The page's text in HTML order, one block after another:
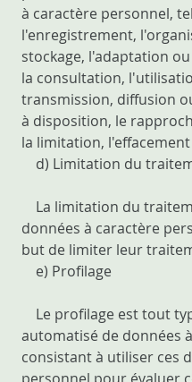
à caractère personnel,
l'enregistrement,
stockage, l'adaptation
la consultation,
transmission, diffusion
à disposition, le
la limitation,
d) Limitation du
La limitation du
données à caractère
but de limiter leur
e) Profilage
Le profilage est tout
automatisé de données
consistant à utiliser ces